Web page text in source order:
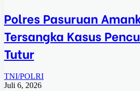
Polres Pasuruan
Tersangka Kasus
Tutur
TNI/POLRI
Juli 6, 2026